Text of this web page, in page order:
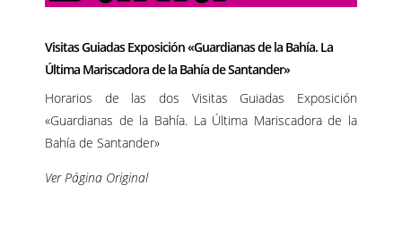
Visitas Guiadas Exposición «Guardianas de la Bahía. La
Última Mariscadora de la Bahía de Santander»
Horarios de las dos Visitas Guiadas Exposición
«Guardianas de la Bahía. La Última Mariscadora de la
Bahía de Santander»
Ver Página Original